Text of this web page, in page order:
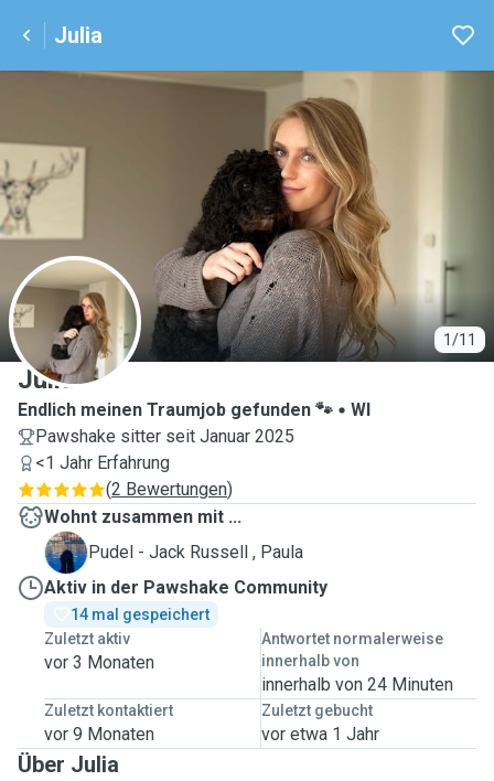
Julia
1/11
J
Julia
Endlich meinen Traumjob gefunden 🐾
WI
Pawshake sitter seit Januar 2025
<1 Jahr Erfahrung
(2 Bewertungen)
Wohnt zusammen mit ...
P
Pudel - Jack Russell , Paula
Aktiv in der Pawshake Community
14 mal gespeichert
Zuletzt aktiv
vor 3 Monaten
Antwortet normalerweise
innerhalb von
innerhalb von 24 Minuten
Zuletzt kontaktiert
vor 9 Monaten
Zuletzt gebucht
vor etwa 1 Jahr
Über Julia